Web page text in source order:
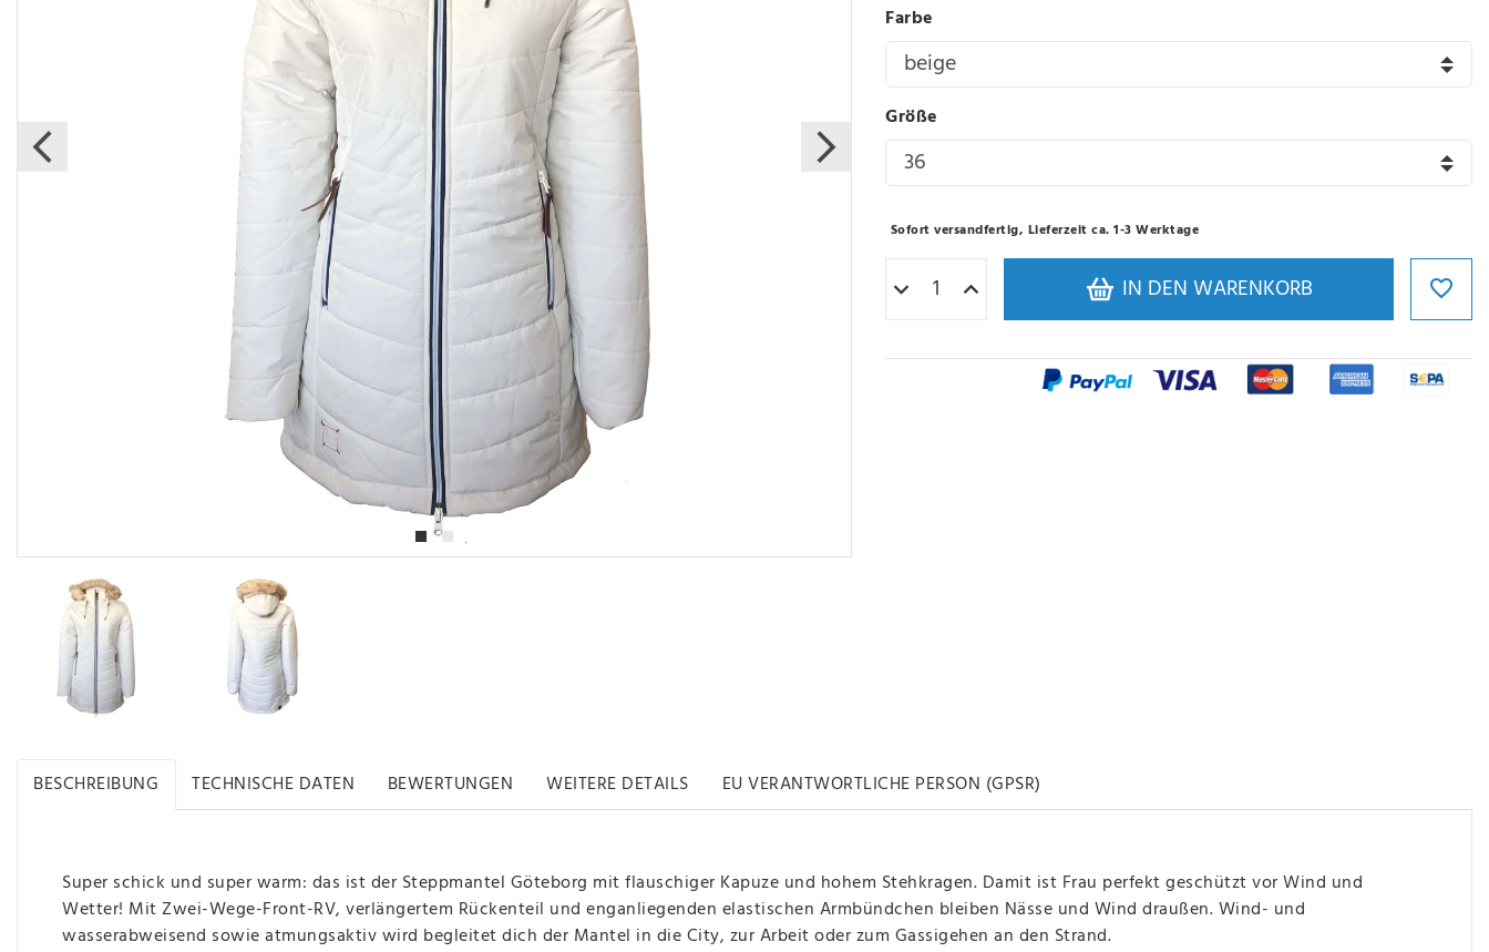
Farbe
Größe
Sofort versandfertig, Lieferzeit ca. 1-3 Werktage
IN DEN WARENKORB
BESCHREIBUNG TECHNISCHE DATEN BEWERTUNGEN WEITERE DETAILS EU VERANTWORTLICHE PERSON (GPSR)
Super schick und super warm: das ist der Steppmantel Göteborg mit flauschiger Kapuze und hohem Stehkragen. Damit ist Frau perfekt geschützt vor Wind und
Wetter! Mit Zwei-Wege-Front-RV, verlängertem Rückenteil und enganliegenden elastischen Armbündchen bleiben Nässe und Wind draußen. Wind- und
wasserabweisend sowie atmungsaktiv wird begleitet dich der Mantel in die City, zur Arbeit oder zum Gassigehen an den Strand.